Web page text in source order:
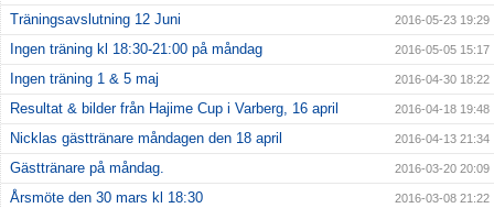
Träningsavslutning 12 Juni 2016-05-23 19:29
Ingen träning kl 18:30-21:00 på måndag 2016-05-05 15:17
Ingen träning 1 & 5 maj 2016-04-30 18:22
Resultat & bilder från Hajime Cup i Varberg, 16 april 2016-04-18 19:48
Nicklas gästtränare måndagen den 18 april 2016-04-13 21:34
Gästtränare på måndag. 2016-03-20 20:09
Årsmöte den 30 mars kl 18:30 2016-03-08 21:22